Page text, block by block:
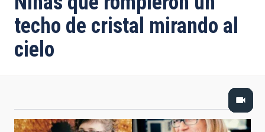
de
ayuda
a
techo de cristal mirando al
cielo